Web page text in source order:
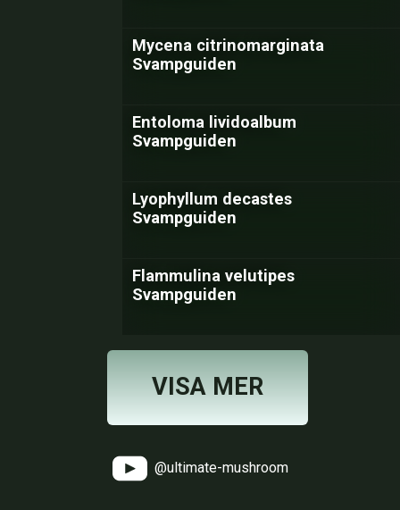
Mycena citrinomarginata
Svampguiden
Entoloma lividoalbum
Svampguiden
Lyophyllum decastes
Svampguiden
Flammulina velutipes
Svampguiden
VISA MER
@ultimate-mushroom